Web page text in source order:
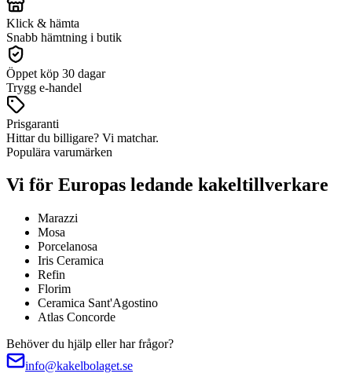
Klick & hämta
Snabb hämtning i butik
Öppet köp 30 dagar
Trygg e-handel
Prisgaranti
Hittar du billigare? Vi matchar.
Populära varumärken
Vi för Europas ledande kakeltillverkare
Marazzi
Mosa
Porcelanosa
Iris Ceramica
Refin
Florim
Ceramica Sant'Agostino
Atlas Concorde
Behöver du hjälp eller har frågor?
info@kakelbolaget.se